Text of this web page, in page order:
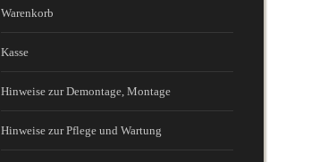
Warenkorb
Kasse
Hinweise zur Demontage, Montage
Hinweise zur Pflege und Wartung